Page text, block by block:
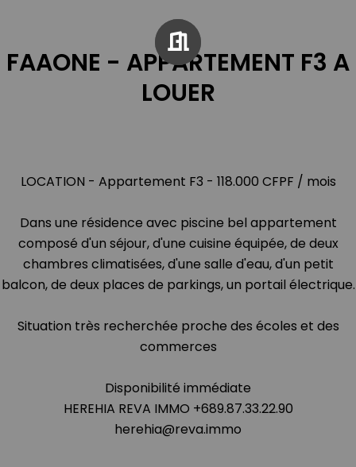
FAAONE - APPARTEMENT F3 A
LOUER
LOCATION - Appartement F3 - 118.000 CFPF / mois
Dans une résidence avec piscine bel appartement
composé d'un séjour, d'une cuisine équipée, de deux
chambres climatisées, d'une salle d'eau, d'un petit
balcon, de deux places de parkings, un portail électrique.
Situation très recherchée proche des écoles et des
commerces
Disponibilité immédiate
HEREHIA REVA IMMO +689.87.33.22.90
herehia@reva.immo